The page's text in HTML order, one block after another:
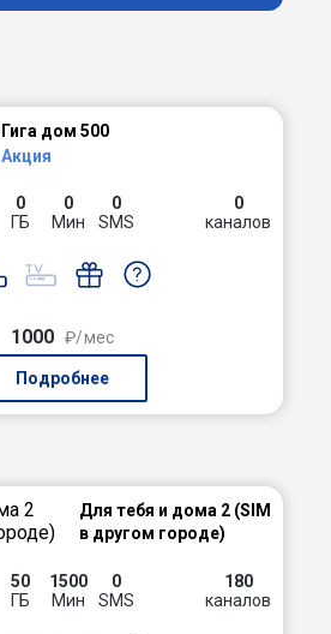
Гига дом 500
Акция
0
ГБ
0
Мин
0
SMS
0
каналов
1000 ₽/мес
Подробнее
Для тебя и дома 2 (SIM
в другом городе)
50
ГБ
1500
Мин
0
SMS
180
каналов